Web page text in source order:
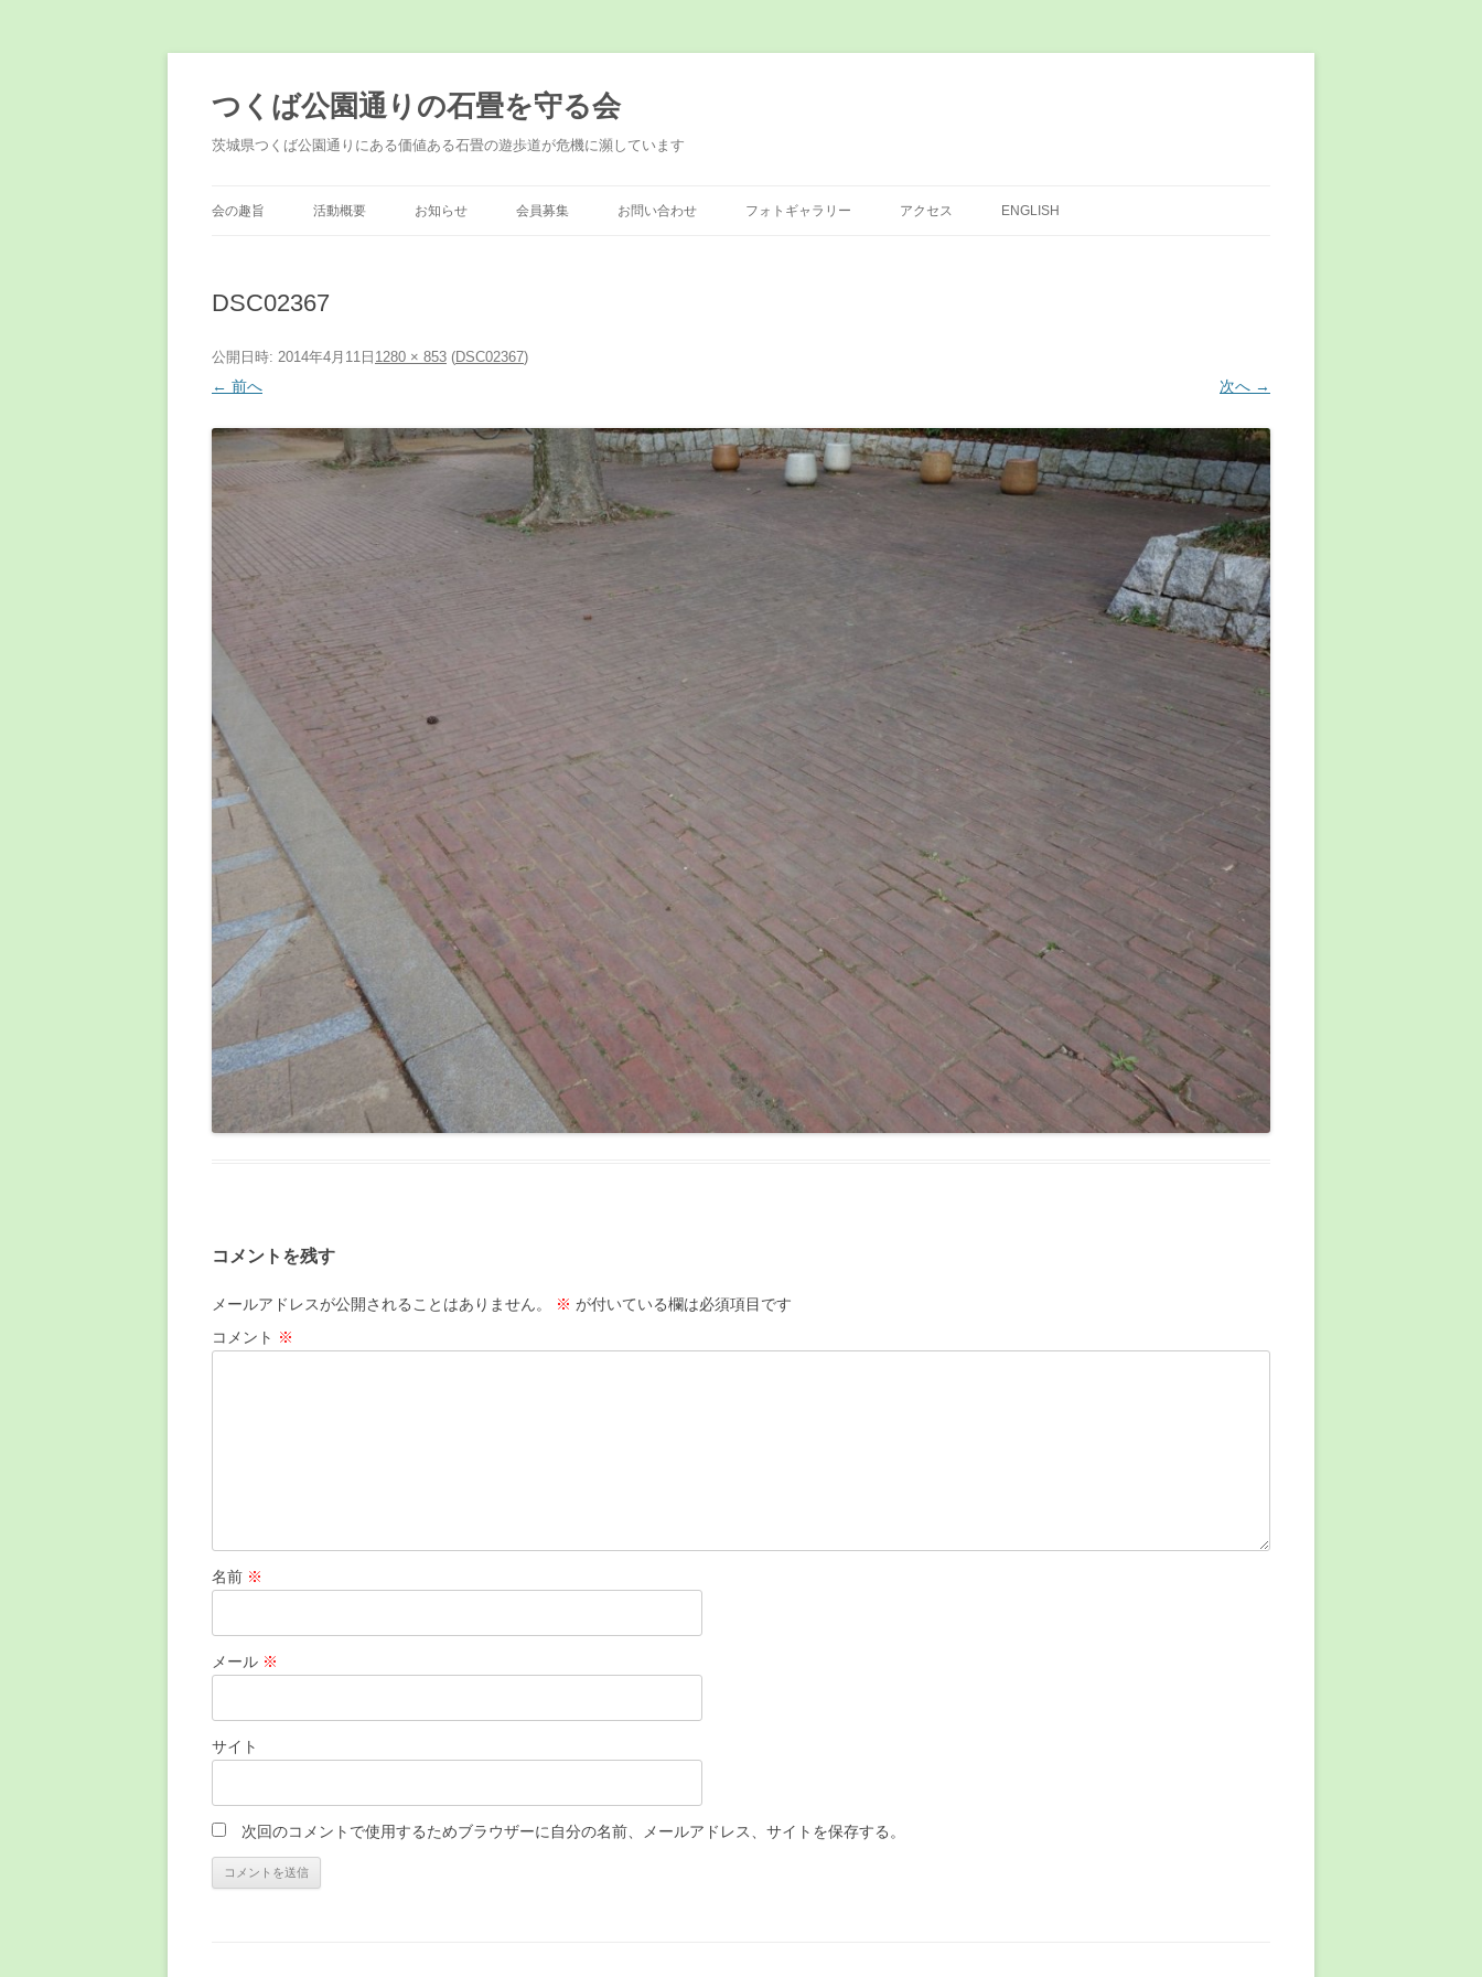
ン
ツ
へ
ス
つくば公園通りの石畳を守る会
茨城県つくば公園通りにある価値ある石畳の遊歩道が危機に瀕しています
会の趣旨 活動概要 お知らせ 会員募集 お問い合わせ フォトギャラリー アクセス ENGLISH
DSC02367
公開日時: 2014年4月11日 1280 × 853 (DSC02367)
← 前へ 次へ →
コメントを残す
メールアドレスが公開されることはありません。 ※ が付いている欄は必須項目です
コメント ※
名前 ※
メール ※
サイト
次回のコメントで使用するためブラウザーに自分の名前、メールアドレス、サイトを保存する。